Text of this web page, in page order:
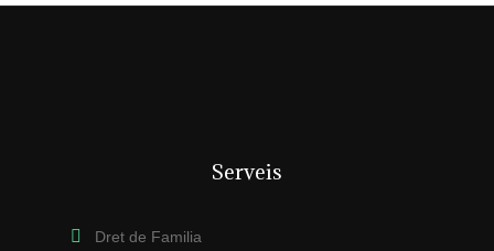
Serveis
Dret de Familia